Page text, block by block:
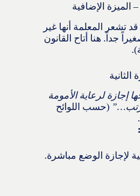
الميزة الإضافية
تشعر المعلمة أنها غير
جداً. هنا أتاح القانون
إجازة لرعاية الأمومة
(حسب اللوائح
لإجازة الوضع مباشرة.